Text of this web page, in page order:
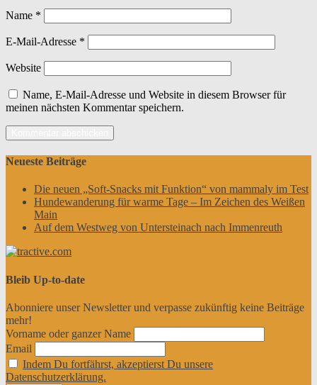
Name *
E-Mail-Adresse *
Website
Name, E-Mail-Adresse und Website in diesem Browser für
meinen nächsten Kommentar speichern.
Neueste Beiträge
Die neuen „Soft-Snacks mit Funktion“ von mammaly im Test
Hundewanderung für warme Tage – Im Zeichen des Weißen
Main
Auf dem Westweg von Untersteinach nach Immenreuth
Bleib Up-to-date
Abonniere unser Newsletter und verpasse zukünftig keine Beiträge
mehr!
Vorname oder ganzer Name
Email
Indem Du fortfährst, akzeptierst Du unsere
Datenschutzerklärung.